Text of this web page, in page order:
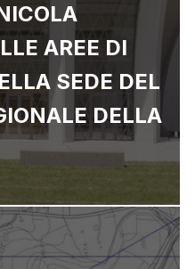
AREE DI
SEDE DEL
DELLA